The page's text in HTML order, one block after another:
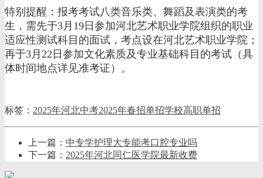
特别提醒：报考考试八类音乐类、舞蹈及表演类的考
生，需先于3月19日参加河北艺术职业学院组织的职业
适应性测试科目的面试，考点设在河北艺术职业学院；
再于3月22日参加文化素质及专业基础科目的考试（具
体时间地点详见准考证）。
标签： 2025年河北中考2025年春招单招学校高职单招
上一篇： 中专学护理大专能考口腔专业吗
下一篇： 2025年河北同仁医学院最新收费